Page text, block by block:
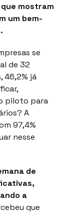
mostram
um bem-
se
de 32
46,2% já
piloto para
A
97,4%
nesse
de
a
que